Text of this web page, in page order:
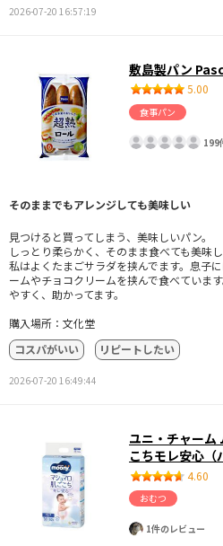
2026-07-20 16:57:19
敷島製パン
5.00
食事パン
199
そのままでもアレンジしても美味しい
見つけると買ってしまう、美味しいパン。
しっとり柔らかく、そのまま食べても美味
私はよくたまごサラダを挟んでます。息子
ームやチョコクリームを挟んで食べていま
やすく、助かってます。
購入場所：文化堂
コスパがいい
リピートしたい
2026-07-20 16:49:44
ユニ・チャーム
こちモレ安心（
4.60
おむつ
1件のレビュー